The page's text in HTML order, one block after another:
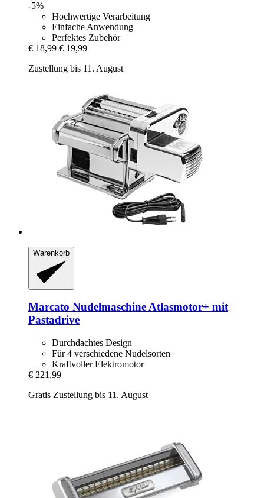
-5%
Hochwertige Verarbeitung
Einfache Anwendung
Perfektes Zubehör
€ 18,99 € 19,99
Zustellung bis 11. August
Warenkorb
Marcato Nudelmaschine Atlasmotor+ mit
Pastadrive
Durchdachtes Design
Für 4 verschiedene Nudelsorten
Kraftvoller Elektromotor
€ 221,99
Gratis Zustellung bis 11. August